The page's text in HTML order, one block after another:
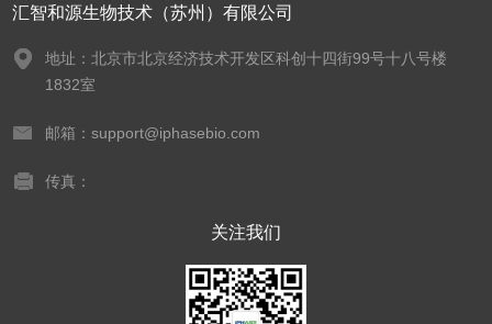
汇智和源生物技术（苏州）有限公司
地址：北京市北京经济技术开发区科创十四街99号十八号楼
1832室
邮箱：support@iphasebio.com
传真：
关注我们